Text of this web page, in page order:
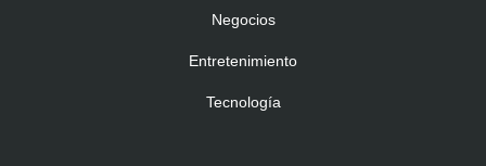
Negocios
Entretenimiento
Tecnología